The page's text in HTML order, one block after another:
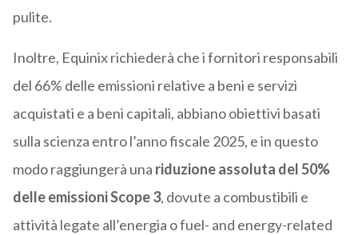
pulite.
Inoltre, Equinix richiederà che i fornitori responsabili
del 66% delle emissioni relative a beni e servizi
acquistati e a beni capitali, abbiano obiettivi basati
sulla scienza entro l’anno fiscale 2025, e in questo
modo raggiungerà una riduzione assoluta del 50%
delle emissioni Scope 3, dovute a combustibili e
attività legate all’energia o fuel- and energy-related